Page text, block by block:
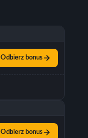
Odbierz bonus
Odbierz bonus